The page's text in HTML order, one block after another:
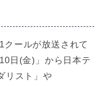
クールが放送されて
日(金)」から日本テ
リスト」や